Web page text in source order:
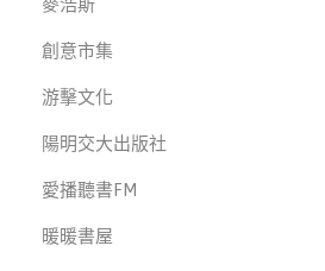
麥浩斯
創意市集
游擊文化
陽明交大出版社
愛播聽書FM
暖暖書屋